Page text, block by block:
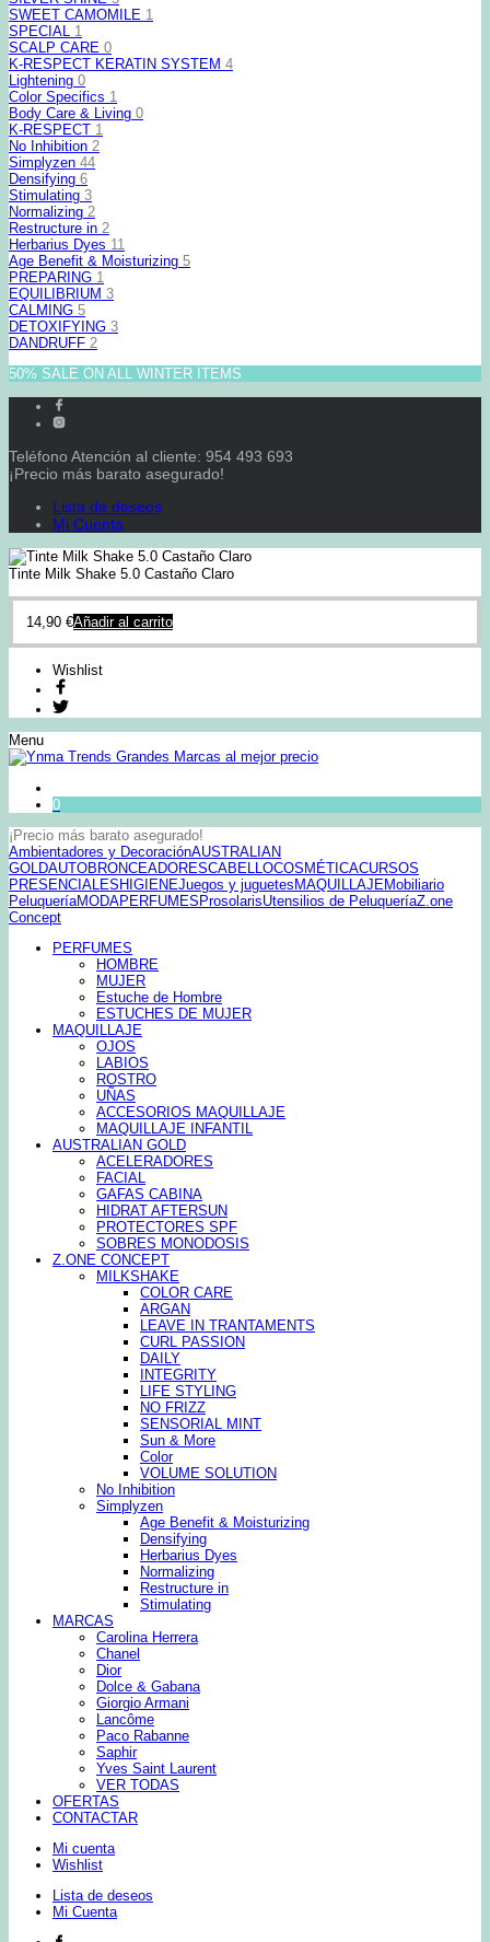
SWEET CAMOMILE 1
SPECIAL 1
SCALP CARE 0
K-RESPECT KERATIN SYSTEM 4
Lightening 0
Color Specifics 1
Body Care & Living 0
K-RESPECT 1
No Inhibition 2
Simplyzen 44
Densifying 6
Stimulating 3
Normalizing 2
Restructure in 2
Herbarius Dyes 11
Age Benefit & Moisturizing 5
PREPARING 1
EQUILIBRIUM 3
CALMING 5
DETOXIFYING 3
DANDRUFF 2
50% SALE ON ALL WINTER ITEMS
Teléfono Atención al cliente: 954 493 693
¡Precio más barato asegurado!
Lista de deseos
Mi Cuenta
Tinte Milk Shake 5.0 Castaño Claro
14,90 €Añadir al carrito
Wishlist
Menu
0
¡Precio más barato asegurado!
Ambientadores y DecoraciónAUSTRALIAN
GOLDAUTOBRONCEADORESCABELLOCOSMÉTICACURSOS
PRESENCIALES HIGIENEJuegos y juguetes MAQUILLAJEMobiliario
PeluqueríaMODAPERFUMES ProsolarisUtensilios de PeluqueríaZ.one
Concept
PERFUMES
HOMBRE
MUJER
Estuche de Hombre
ESTUCHES DE MUJER
MAQUILLAJE
OJOS
LABIOS
ROSTRO
UÑAS
ACCESORIOS MAQUILLAJE
MAQUILLAJE INFANTIL
AUSTRALIAN GOLD
ACELERADORES
FACIAL
GAFAS CABINA
HIDRAT AFTERSUN
PROTECTORES SPF
SOBRES MONODOSIS
Z.ONE CONCEPT
MILKSHAKE
COLOR CARE
ARGAN
LEAVE IN TRANTAMENTS
CURL PASSION
DAILY
INTEGRITY
LIFE STYLING
NO FRIZZ
SENSORIAL MINT
Sun & More
Color
VOLUME SOLUTION
No Inhibition
Simplyzen
Age Benefit & Moisturizing
Densifying
Herbarius Dyes
Normalizing
Restructure in
Stimulating
MARCAS
Carolina Herrera
Chanel
Dior
Dolce & Gabana
Giorgio Armani
Lancôme
Paco Rabanne
Saphir
Yves Saint Laurent
VER TODAS
OFERTAS
CONTACTAR
Mi cuenta
Wishlist
Lista de deseos
Mi Cuenta